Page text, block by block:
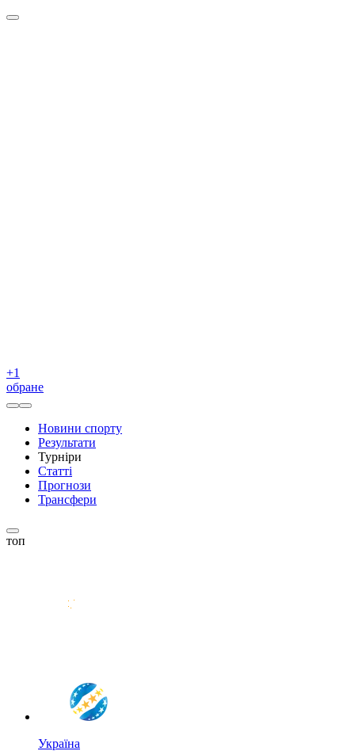
+1
обране
Новини спорту
Результати
Турніри
Статті
Прогнози
Трансфери
топ
Україна